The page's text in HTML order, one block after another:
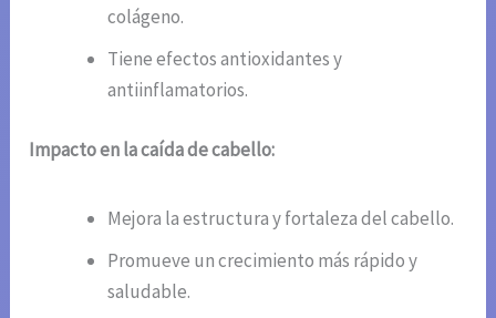
colágeno.
Tiene efectos antioxidantes y
antiinflamatorios.
Impacto en la caída de cabello:
Mejora la estructura y fortaleza del cabello.
Promueve un crecimiento más rápido y
saludable.